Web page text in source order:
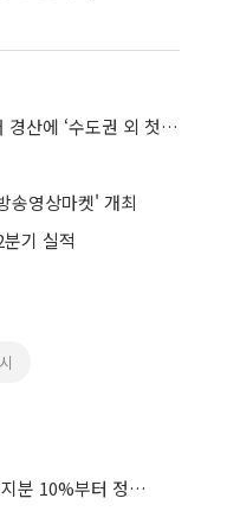
스타필드 마켓, 죽전·일산·동탄 이어 경산에 ‘수도권 외 첫 매장’
송영상마켓' 개최
기 실적
프랑스, 외국인 투자 빗장 걸었다⋯지분 10%부터 정부가 승인